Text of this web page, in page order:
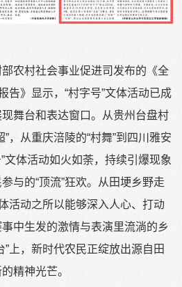
村社会事业促进司发布的《全
告》显示，“村字号”文体活动已成
舞台和表达窗口。从贵州台盘村
”，从重庆涪陵的“村舞”到四川雅安
文体活动如火如荼，持续引爆现象
与的“顶流”狂欢。从田埂乡野走
活动之所以能够深入人心、打动
中生发的激情与表演里流淌的乡
”上，新时代农民正绽放出源自田
精神光芒。